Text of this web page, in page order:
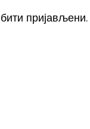
бити пријављени.